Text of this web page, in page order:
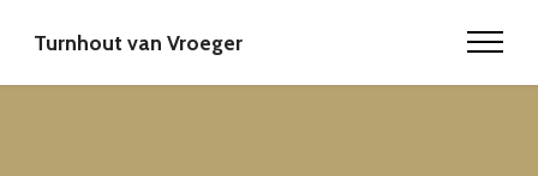
Turnhout van Vroeger